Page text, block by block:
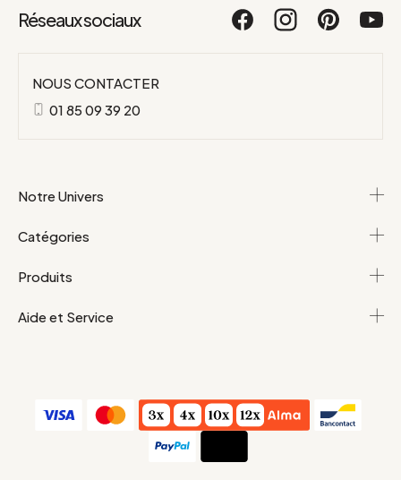
Réseaux sociaux
NOUS CONTACTER
01 85 09 39 20
Notre Univers
Catégories
Produits
Aide et Service